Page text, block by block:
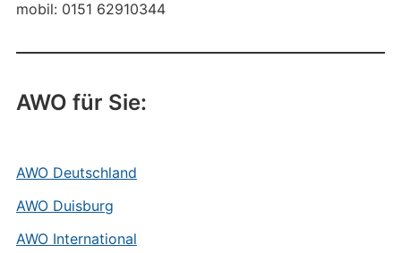
mobil: 0151 62910344
AWO für Sie:
AWO Deutschland
AWO Duisburg
AWO International